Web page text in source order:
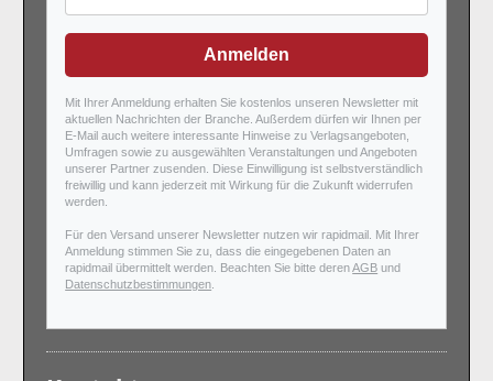
Anmelden
Mit Ihrer Anmeldung erhalten Sie kostenlos unseren Newsletter mit
aktuellen Nachrichten der Branche. Außerdem dürfen wir Ihnen per
E-Mail auch weitere interessante Hinweise zu Verlagsangeboten,
Umfragen sowie zu ausgewählten Veranstaltungen und Angeboten
unserer Partner zusenden. Diese Einwilligung ist selbstverständlich
freiwillig und kann jederzeit mit Wirkung für die Zukunft widerrufen
werden.
Für den Versand unserer Newsletter nutzen wir rapidmail. Mit Ihrer
Anmeldung stimmen Sie zu, dass die eingegebenen Daten an
rapidmail übermittelt werden. Beachten Sie bitte derenAGB und
Datenschutzbestimmungen